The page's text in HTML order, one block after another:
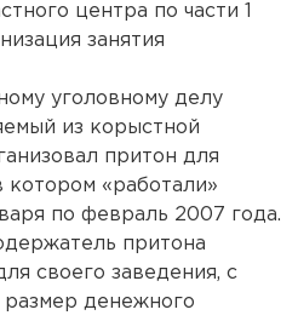
центра по части 1
занятия
уголовному делу
из корыстной
притон для
котором «работали»
по февраль 2007 года.
притона
своего заведения, с
размер денежного